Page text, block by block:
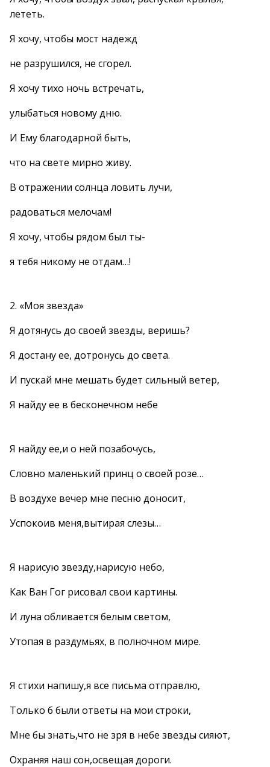
лететь.
Я хочу, чтобы мост надежд
не разрушился, не сгорел.
Я хочу тихо ночь встречать,
улыбаться новому дню.
И Ему благодарной быть,
что на свете мирно живу.
В отражении солнца ловить лучи,
радоваться мелочам!
Я хочу, чтобы рядом был ты-
я тебя никому не отдам…!
2. «Моя звезда»
Я дотянусь до своей звезды, веришь?
Я достану ее, дотронусь до света.
И пускай мне мешать будет сильный ветер,
Я найду ее в бесконечном небе
Я найду ее,и о ней позабочусь,
Словно маленький принц о своей розе…
В воздухе вечер мне песню доносит,
Успокоив меня,вытирая слезы…
Я нарисую звезду,нарисую небо,
Как Ван Гог рисовал свои картины.
И луна обливается белым светом,
Утопая в раздумьях, в полночном мире.
Я стихи напишу,я все письма отправлю,
Только б были ответы на мои строки,
Мне бы знать,что не зря в небе звезды сияют,
Охраняя наш сон,освещая дороги.